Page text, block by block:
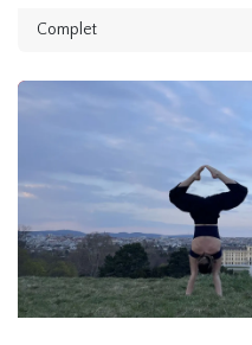
Complet